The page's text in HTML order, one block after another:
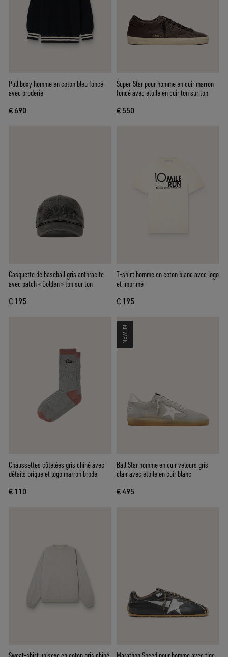
Pull boxy homme en coton bleu foncé
avec broderie
€ 690
Super-Star pour homme en cuir marron
foncé avec étoile en cuir ton sur ton
€ 550
Casquette de baseball gris anthracite
avec patch « Golden » ton sur ton
€ 195
T-shirt homme en coton blanc avec logo
et imprimé
€ 195
Chaussettes côtelées gris chiné avec
détails brique et logo marron brodé
€ 110
NEW IN
Ball Star homme en cuir velours gris
clair avec étoile en cuir blanc
€ 495